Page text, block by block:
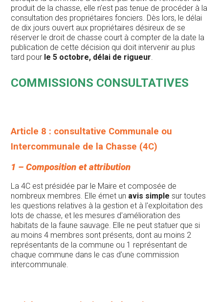
produit de la chasse, elle n’est pas tenue de procéder à la
consultation des propriétaires fonciers. Dès lors, le délai
de dix jours ouvert aux propriétaires désireux de se
réserver le droit de chasse court à compter de la date la
publication de cette décision qui doit intervenir au plus
tard pour le 5 octobre, délai de rigueur
COMMISSIONS CONSULTATIVES
Article 8 : consultative Communale ou
Intercommunale de la Chasse (4C)
1 – Composition et attribution
La 4C est présidée par le Maire et composée de
nombreux membres. Elle émet un avis simple sur toutes
les questions relatives à la gestion et à l'exploitation des
lots de chasse, et les mesures d'amélioration des
habitats de la faune sauvage. Elle ne peut statuer que si
au moins 4 membres sont présents, dont au moins 2
représentants de la commune ou 1 représentant de
chaque commune dans le cas d’une commission
intercommunale.